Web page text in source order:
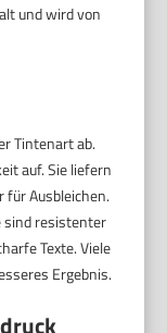
und wird von
Tintenart ab.
auf. Sie liefern
für Ausbleichen.
sind resistenter
Texte. Viele
Ergebnis.